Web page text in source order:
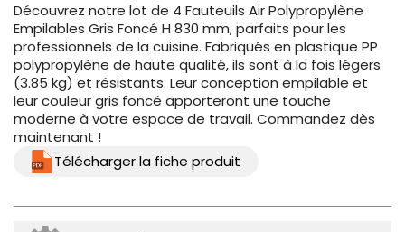
Découvrez notre lot de 4 Fauteuils Air Polypropylène
Empilables Gris Foncé H 830 mm, parfaits pour les
professionnels de la cuisine. Fabriqués en plastique PP
polypropylène de haute qualité, ils sont à la fois légers
(3.85 kg) et résistants. Leur conception empilable et
leur couleur gris foncé apporteront une touche
moderne à votre espace de travail. Commandez dès
maintenant !
Télécharger la fiche produit